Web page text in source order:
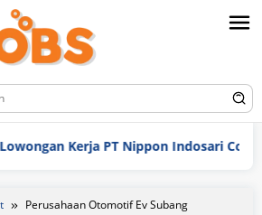
Kerja PT Nippon Indosari
Perusahaan Otomotif Ev Subang